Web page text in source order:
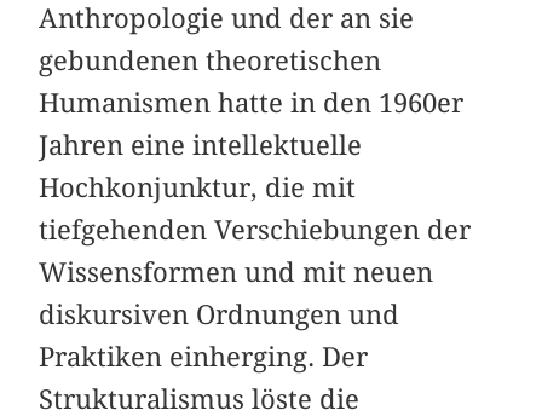
Anthropologie und der an sie
gebundenen theoretischen
Humanismen hatte in den 1960er
Jahren eine intellektuelle
Hochkonjunktur, die mit
tiefgehenden Verschiebungen der
Wissensformen und mit neuen
diskursiven Ordnungen und
Praktiken einherging. Der
Strukturalismus löste die